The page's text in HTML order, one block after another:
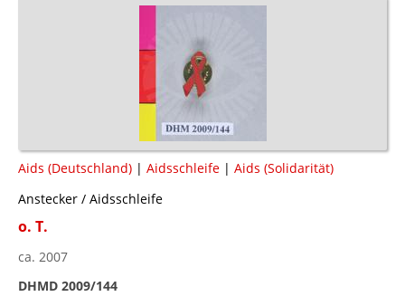
Aids (Deutschland) | Aidsschleife | Aids (Solidarität)
Anstecker / Aidsschleife
o. T.
ca. 2007
DHMD 2009/144